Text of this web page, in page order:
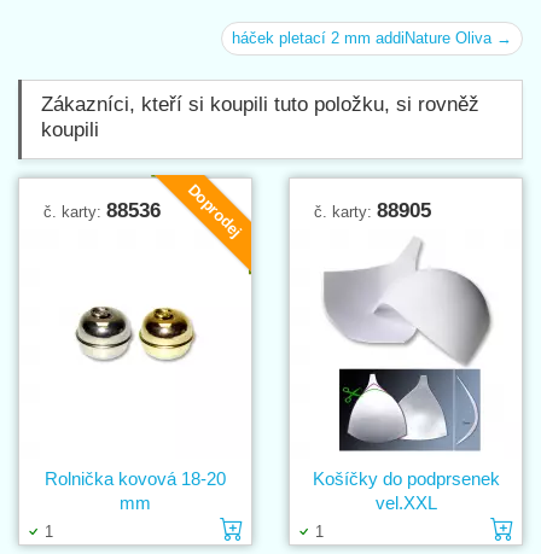
háček pletací 2 mm addiNature Oliva →
Zákazníci, kteří si koupili tuto položku, si rovněž
koupili
Doprodej
č. karty: 88536
1 Vložit do košíku
Rolnička kovová 18-20
mm
č. karty: 88905
1
Košíčky do podprsenek
vel.XXL